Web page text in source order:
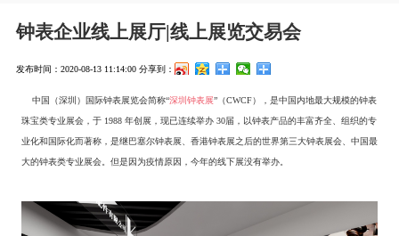
钟表企业线上展厅|线上展览交易会
发布时间：2020-08-13 11:14:00 分享到：
中国（深圳）国际钟表展览会简称“深圳钟表展”（CWCF），是中国内地最大规模的钟表
珠宝类专业展会，于 1988 年创展，现已连续举办 30届，以钟表产品的丰富齐全、组织的专
业化和国际化而著称，是继巴塞尔钟表展、香港钟表展之后的世界第三大钟表展会、中国最
大的钟表类专业展会。但是因为疫情原因，今年的线下展没有举办。